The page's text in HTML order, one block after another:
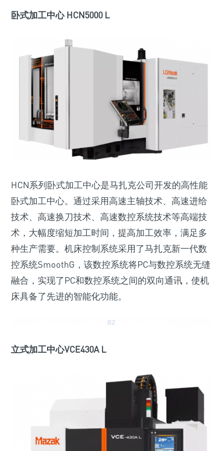
卧式加工中心 HCN5000 L
HCN系列卧式加工中心是马扎克公司开发的高性能
卧式加工中心。通过采用高速主轴技术、高速进给
技术、高速换刀技术、高速数控系统技术等高端技
术，大幅度缩短加工时间，提高加工效率，满足多
种生产需要。机床控制系统采用了马扎克新一代数
控系统SmoothG，该数控系统将PC与数控系统无缝
融合，实现了PC和数控系统之间的双向通讯，使机
床具备了先进的智能化功能。
立式加工中心VCE430A L